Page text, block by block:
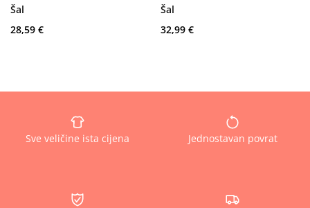
Šal
28,59 €
Šal
32,99 €
Sve veličine ista cijena Jednostavan povrat